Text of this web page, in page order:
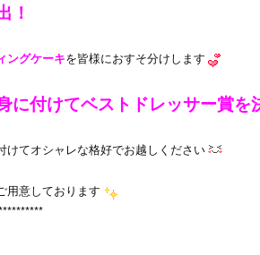
！
ングケーキを皆様におすそ分けします
に付けてベストドレッサー賞を
けてオシャレな格好でお越しください
用意しております